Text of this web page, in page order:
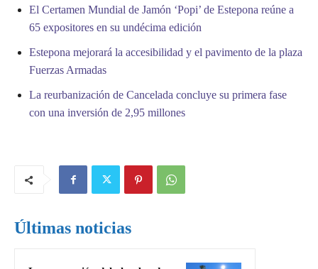
El Certamen Mundial de Jamón ‘Popi’ de Estepona reúne a
65 expositores en su undécima edición
Estepona mejorará la accesibilidad y el pavimento de la plaza
Fuerzas Armadas
La reurbanización de Cancelada concluye su primera fase
con una inversión de 2,95 millones
Últimas noticias